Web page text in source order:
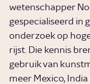
wetenschapper
gespecialiseerd in
onderzoek op
rijst. Die kennis
gebruik van
meer Mexico,